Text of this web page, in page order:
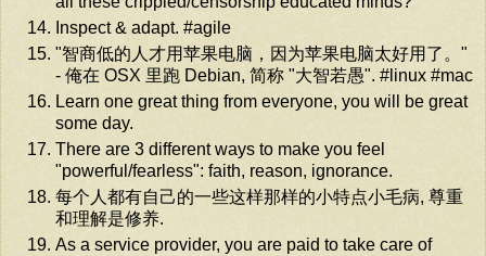
Inspect & adapt. #agile
"智商低的人才用苹果电脑，因为苹果电脑太好用了。"
- 俺在 OSX 里跑 Debian, 简称 "大智若愚". #linux #mac
Learn one great thing from everyone, you will be great
some day.
There are 3 different ways to make you feel
"powerful/fearless": faith, reason, ignorance.
每个人都有自己的一些这样那样的小特点小毛病, 尊重
和理解是修养.
As a service provider, you are paid to take care of